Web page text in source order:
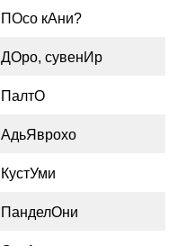
ПОсо кАни?
ДОро, сувенИр
ПалтО
АдьЯврохо
КустУми
ПанделОни